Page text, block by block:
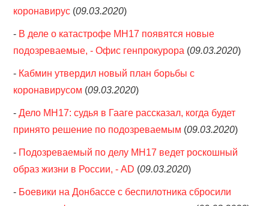
коронавирус (09.03.2020)
- В деле о катастрофе MH17 появятся новые
подозреваемые, - Офис генпрокурора (09.03.2020)
- Кабмин утвердил новый план борьбы с
коронавирусом (09.03.2020)
-Дело МН17: судья в Гааге рассказал, когда будет
принято решение по подозреваемым (09.03.2020)
- Подозреваемый по делу МН17 ведет роскошный
образ жизни в России, - AD (09.03.2020)
- Боевики на Донбассе с беспилотника сбросили